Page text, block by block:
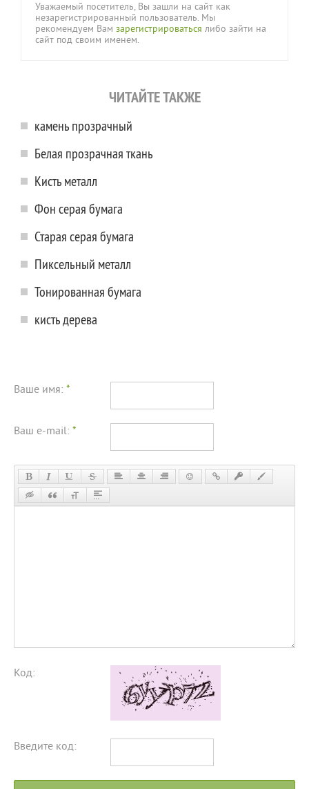
Уважаемый посетитель, Вы зашли на сайт как
незарегистрированный пользователь. Мы
рекомендуем Вам зарегистрироваться либо зайти на
сайт под своим именем.
ЧИТАЙТЕ ТАКЖЕ
камень прозрачный
Белая прозрачная ткань
Кисть металл
Фон серая бумага
Старая серая бумага
Пиксельный металл
Тонированная бумага
кисть дерева
Ваше имя: *
Ваш e-mail: *
Код:
Введите код: